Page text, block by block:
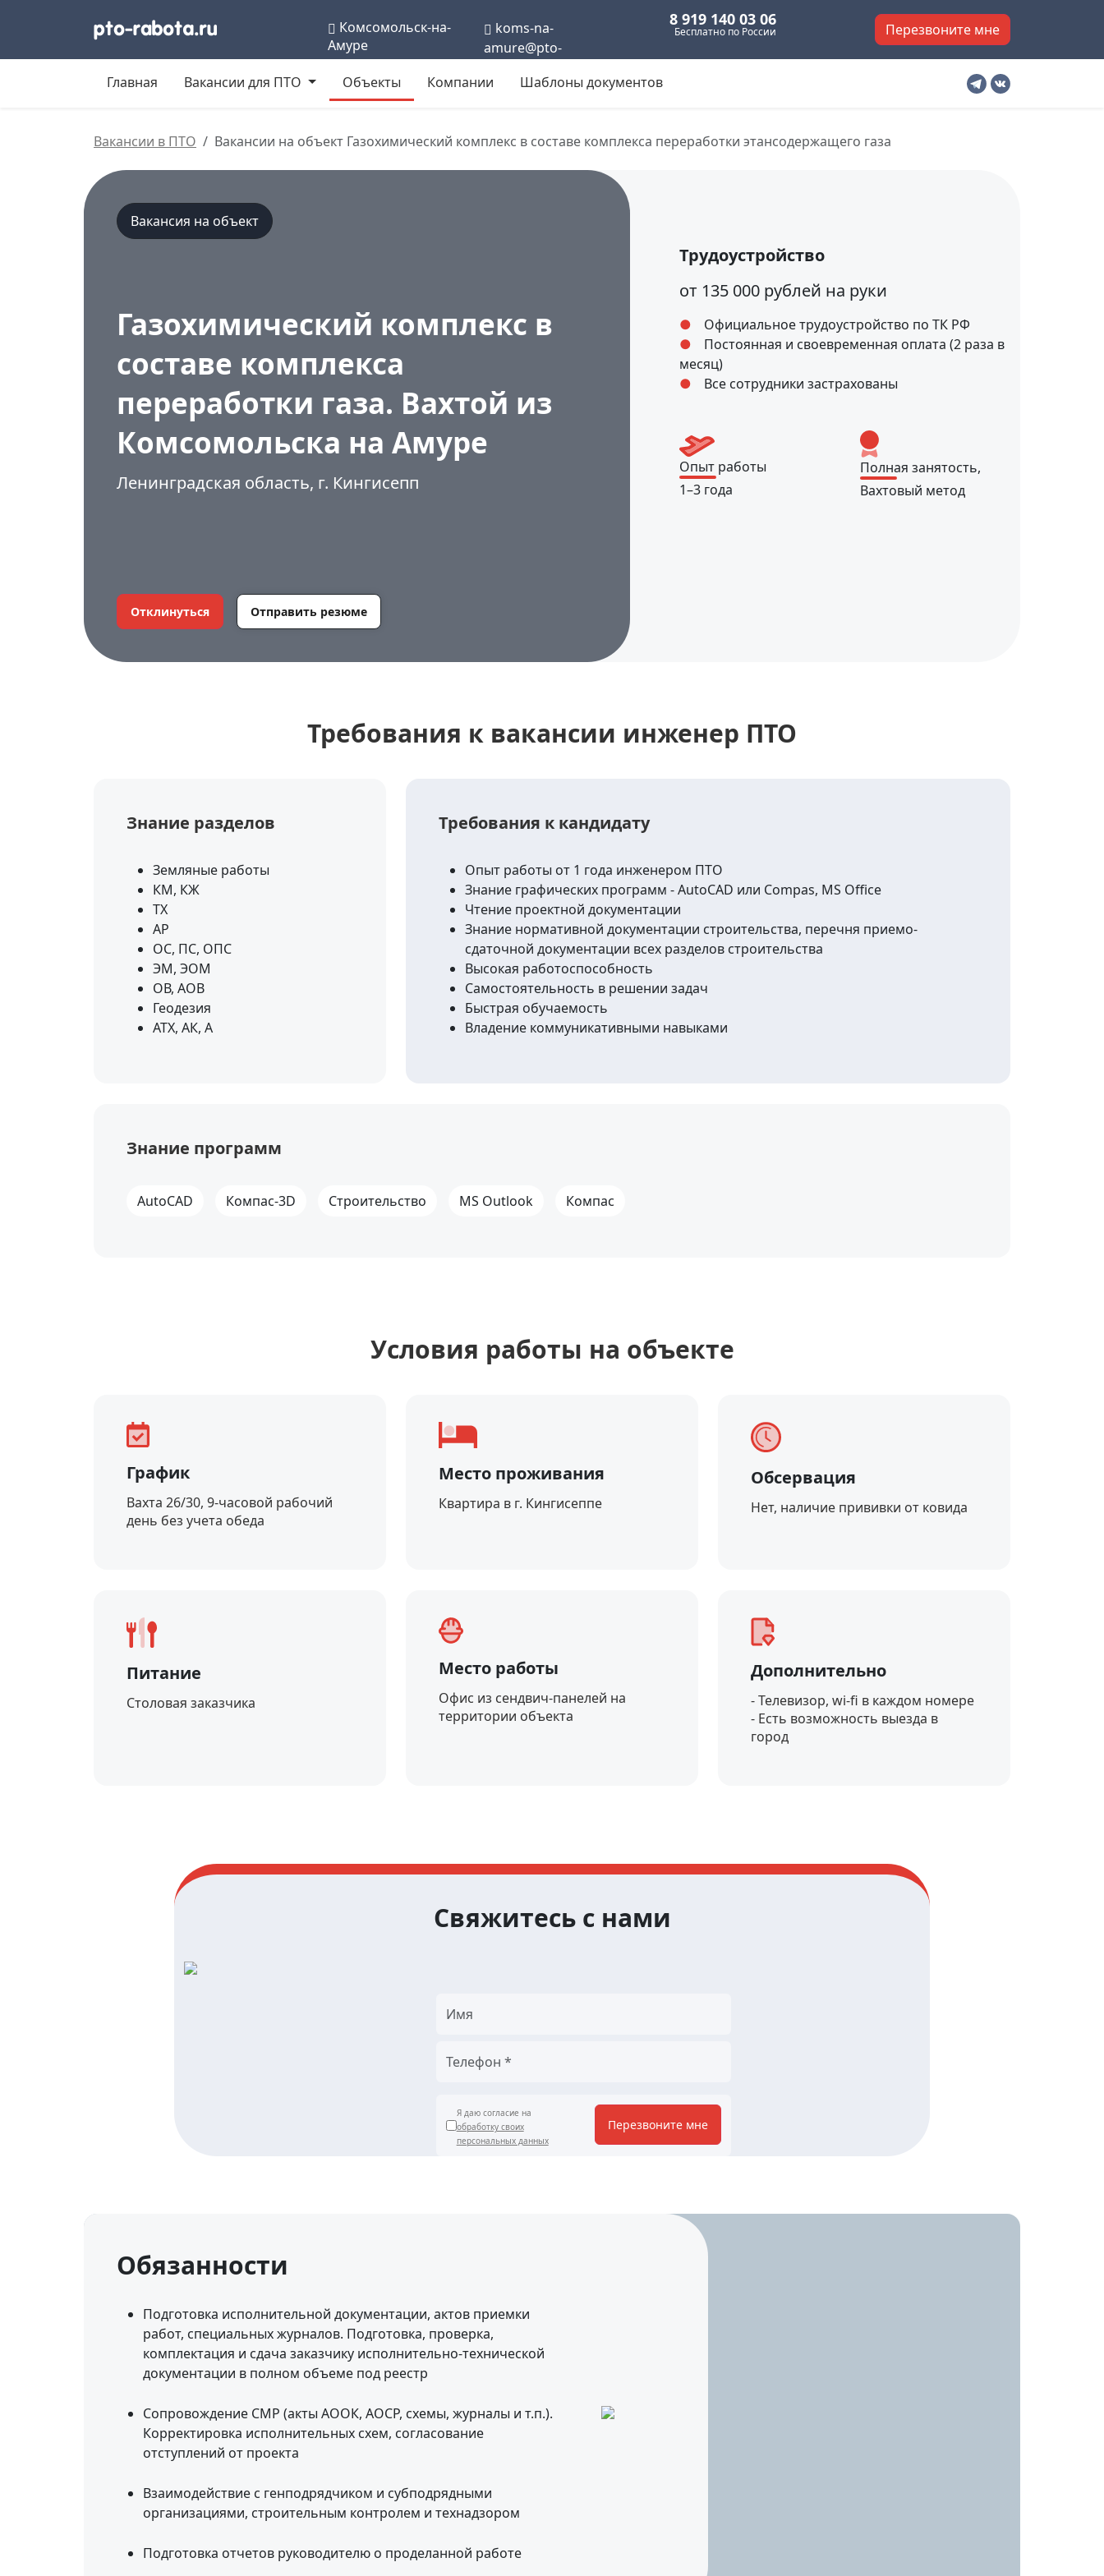
Комсомольск-на-
Амуре
koms-na-
amure@pto-
8 919 140 03 06
Бесплатно по России Перезвоните мне
Главная Вакансии для ПТО Объекты Компании Шаблоны документов
Вакансии в ПТО Вакансии на объект Газохимический комплекс в составе комплекса переработки этансодержащего газа
Вакансия на объект
Газохимический комплекс в
составе комплекса
переработки газа. Вахтой из
Комсомольска на Амуре
Ленинградская область, г. Кингисепп
Отклинуться Отправить резюме
Трудоустройство
от 135 000 рублей на руки
Официальное трудоустройство по ТК РФ
Постоянная и своевременная оплата (2 раза в
месяц)
Все сотрудники застрахованы
Опыт работы
1–3 года
Полная занятость,
Вахтовый метод
Требования к вакансии инженер ПТО
Знание разделов
Земляные работы
КМ, КЖ
ТХ
АР
ОС, ПС, ОПС
ЭМ, ЭОМ
ОВ, АОВ
Геодезия
АТХ, АК, А
Требования к кандидату
Опыт работы от 1 года инженером ПТО
Знание графических программ - AutoCAD или Compas, MS Office
Чтение проектной документации
Знание нормативной документации строительства, перечня приемо-
сдаточной документации всех разделов строительства
Высокая работоспособность
Самостоятельность в решении задач
Быстрая обучаемость
Владение коммуникативными навыками
Знание программ
AutoCAD Компас-3D Строительство MS Outlook Компас
Уcловия работы на объекте
График
Вахта 26/30, 9-часовой рабочий
день без учета обеда
Место проживания
Квартира в г. Кингисеппе
Обсервация
Нет, наличие прививки от ковида
Питание
Столовая заказчика
Место работы
Офис из сендвич-панелей на
территории объекта
Дополнительно
- Телевизор, wi-fi в каждом номере
- Есть возможность выезда в
город
Свяжитесь с нами
Я даю согласие на
обработку своих
персональных данных
Перезвоните мне
Обязанности
Подготовка исполнительной документации, актов приемки
работ, специальных журналов. Подготовка, проверка,
комплектация и сдача заказчику исполнительно-технической
документации в полном объеме под реестр
Сопровождение СМР (акты АООК, АОСР, схемы, журналы и т.п.).
Корректировка исполнительных схем, согласование
отступлений от проекта
Взаимодействие с генподрядчиком и субподрядными
организациями, строительным контролем и технадзором
Подготовка отчетов руководителю о проделанной работе